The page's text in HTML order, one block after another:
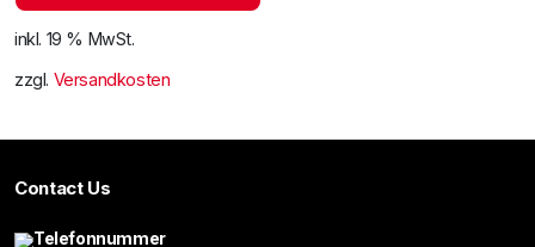
inkl. 19 % MwSt.
zzgl. Versandkosten
Contact Us
Telefonnummer